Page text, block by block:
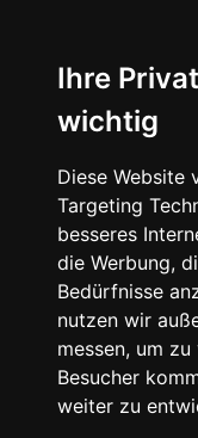
Ihre
wichtig
Diese Website
Targeting
besseres
die Werbung,
Bedürfnisse
nutzen wir
messen, um
Besucher
weiter zu